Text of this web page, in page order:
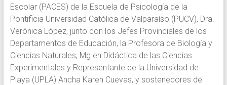
Escolar (PACES) de la Escuela de Psicología de la
Pontificia Universidad Católica de Valparaíso (PUCV), Dra.
Verónica López, junto con los Jefes Provinciales de los
Departamentos de Educación, la Profesora de Biología y
Ciencias Naturales, Mg en Didáctica de las Ciencias
Experimentales y Representante de la Universidad de
Playa (UPLA) Ancha Karen Cuevas, y sostenedores de